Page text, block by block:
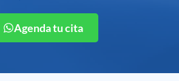
Agenda tu cita